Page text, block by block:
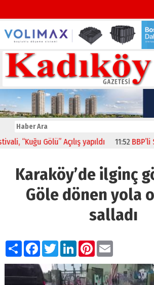
Gölü” Açılış yapıldı 11:52 BBP’li
Karaköy’de ilginç
Göle dönen yola
salladı
PaylaşFacebook
TwitterLinkedIn
Pinterest
Email